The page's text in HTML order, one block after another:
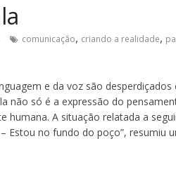
comunicação, criando a realidade,
e da voz são
não só é a expressão do
humana. A situação relatada a
Estou no fundo do poço”, resumiu